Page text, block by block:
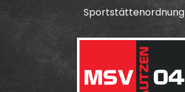
Sportstättenordnung